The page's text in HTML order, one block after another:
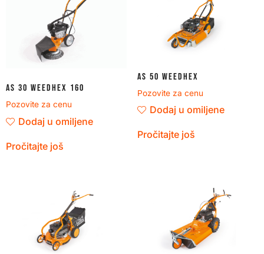
AS 30 WeedHex 160
Pozovite za cenu
Dodaj u omiljene
Pročitajte još
AS 50 WeedHex
Pozovite za cenu
Dodaj u omiljene
Pročitajte još